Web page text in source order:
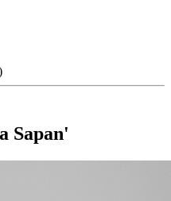
Sapan'